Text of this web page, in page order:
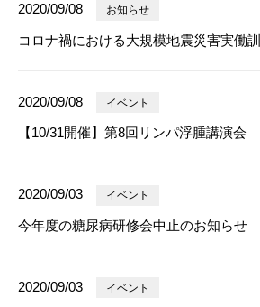
2020/09/08 お知らせ
コロナ禍における大規模地震災害実働
2020/09/08 イベント
【10/31開催】第8回リンパ浮腫講演会
2020/09/03 イベント
今年度の糖尿病研修会中止のお知らせ
2020/09/03 イベント